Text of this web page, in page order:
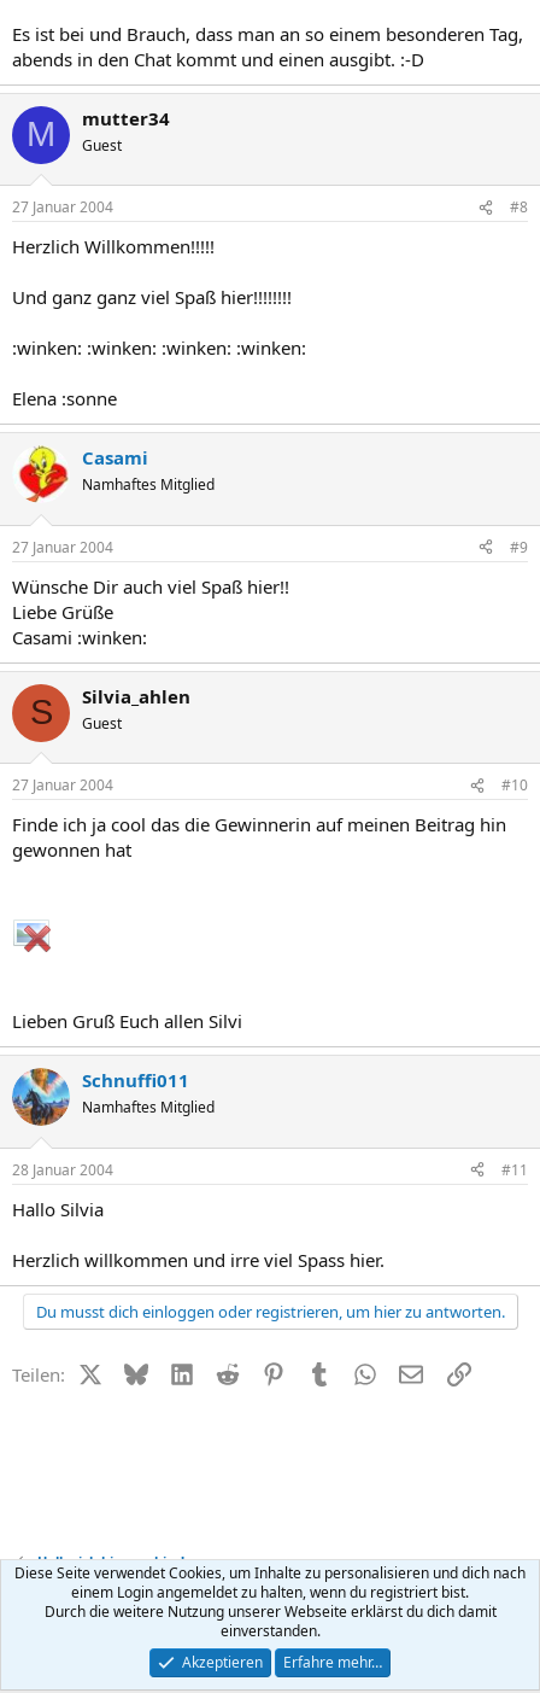
Es ist bei und Brauch, dass man an so einem besonderen Tag,
abends in den Chat kommt und einen ausgibt. :-D
M mutter34
Guest
27 Januar 2004 #8
Herzlich Willkommen!!!!!
Und ganz ganz viel Spaß hier!!!!!!!!
:winken: :winken: :winken: :winken:
Elena :sonne
Casami
Namhaftes Mitglied
27 Januar 2004 #9
Wünsche Dir auch viel Spaß hier!!
Liebe Grüße
Casami :winken:
S Silvia_ahlen
Guest
27 Januar 2004 #10
Finde ich ja cool das die Gewinnerin auf meinen Beitrag hin
gewonnen hat
Lieben Gruß Euch allen Silvi
Schnuffi011
Namhaftes Mitglied
28 Januar 2004 #11
Hallo Silvia
Herzlich willkommen und irre viel Spass hier.
Du musst dich einloggen oder registrieren, um hier zu antworten.
Teilen: X (Twitter)
BlueskyLinkedIn
Reddit PinterestTumblr WhatsApp
E-MailLink
Hallo, ich bin neu hier!
Kontakt Nutzungsbedingungen Datenschutz Hilfe
R
Community platform by XenForo ® © 2010-2026 XenForo Ltd.
Diese Seite verwendet Cookies, um Inhalte zu personalisieren und dich nach
einem Login angemeldet zu halten, wenn du registriert bist.
Durch die weitere Nutzung unserer Webseite erklärst du dich damit
einverstanden.
Akzeptieren
Erfahre mehr…